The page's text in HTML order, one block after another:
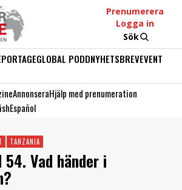
Prenumerera
Logga in
Sök
GLOBAL PODDNYHETSBREVEVENT
AnnonseraHjälp med prenumeration
Español
TANZANIA
54. Vad händer i